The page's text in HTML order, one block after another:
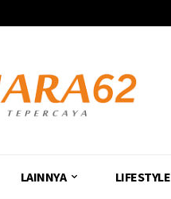
LAINNYA LIFESTYLE